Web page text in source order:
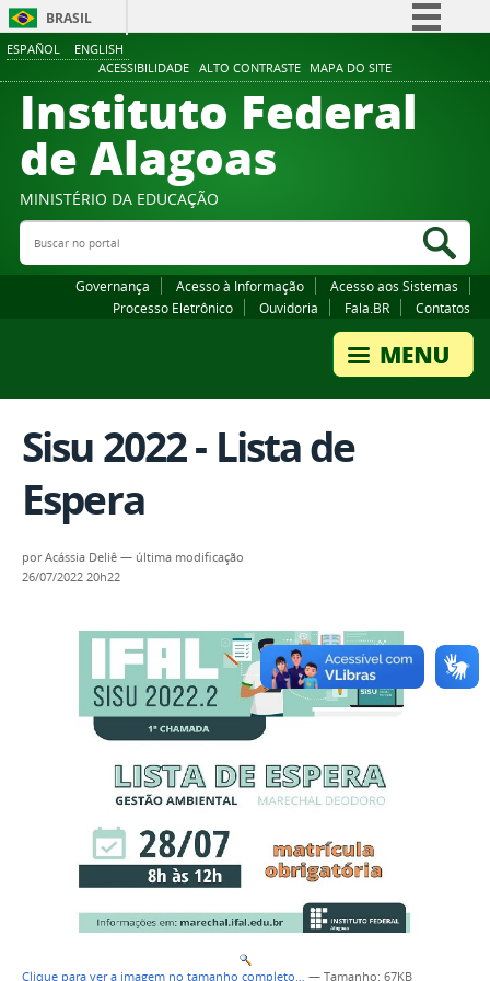
ESPAÑOL ENGLISH
ACESSIBILIDADE ALTO CONTRASTE MAPA DO SITE
BRASIL
Comunica BR
Participe
Canais
Instituto Federal
de Alagoas
MINISTÉRIO DA EDUCAÇÃO
Buscar no portal
Governança Acesso à Informação
Acesso aos Sistemas
Processo Eletrônico
Ouvidoria Fala.BR Contatos
Sisu 2022 - Lista de
Espera
porAcássia Deliê — última modificação
26/07/2022 20h22
Clique para ver a imagem no tamanho completo… — Tamanho: 67KB